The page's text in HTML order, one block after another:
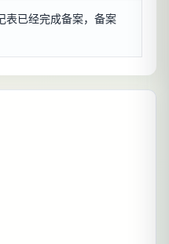
表已经完成备案，备案